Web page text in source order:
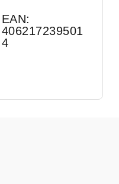
EAN:
406217239501
4